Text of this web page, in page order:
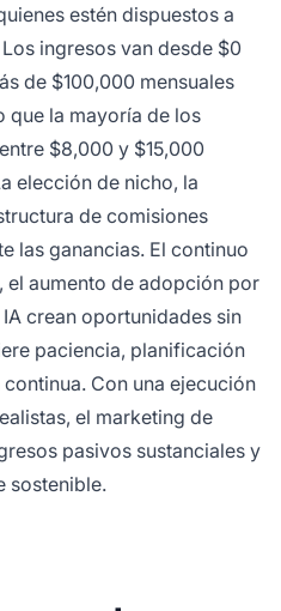
estén dispuestos a
ingresos van desde $0
de $100,000 mensuales
que la mayoría de los
$8,000 y $15,000
elección de nicho, la
de comisiones
las ganancias. El continuo
aumento de adopción por
crean oportunidades sin
paciencia, planificación
Con una ejecución
el marketing de
pasivos sustanciales y
sostenible.